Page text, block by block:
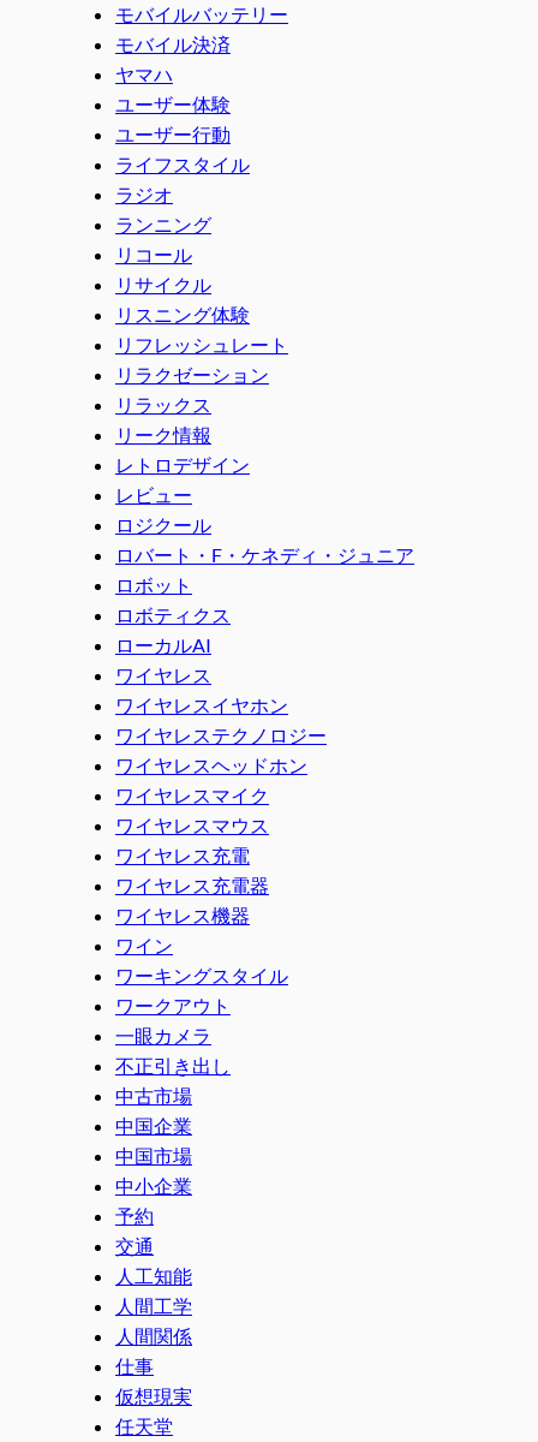
モバイルバッテリー
モバイル決済
ヤマハ
ユーザー体験
ユーザー行動
ライフスタイル
ラジオ
ランニング
リコール
リサイクル
リスニング体験
リフレッシュレート
リラクゼーション
リラックス
リーク情報
レトロデザイン
レビュー
ロジクール
ロバート・F・ケネディ・ジュニア
ロボット
ロボティクス
ローカルAI
ワイヤレス
ワイヤレスイヤホン
ワイヤレステクノロジー
ワイヤレスヘッドホン
ワイヤレスマイク
ワイヤレスマウス
ワイヤレス充電
ワイヤレス充電器
ワイヤレス機器
ワイン
ワーキングスタイル
ワークアウト
一眼カメラ
不正引き出し
中古市場
中国企業
中国市場
中小企業
予約
交通
人工知能
人間工学
人間関係
仕事
仮想現実
任天堂